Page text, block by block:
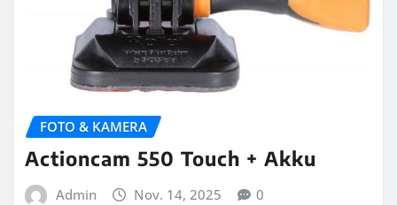
FOTO & KAMERA
Actioncam 550 Touch + Akku
Admin Nov. 14, 2025 0